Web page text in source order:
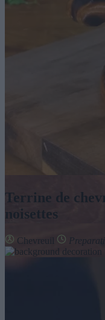
Terrine de
noisettes
Chevreuil